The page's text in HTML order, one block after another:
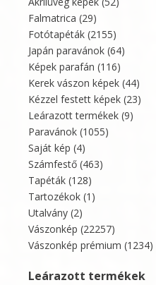
Falmatrica (29)
Fotótapéták (2155)
Japán paravánok (64)
Képek parafán (116)
Kerek vászon képek (44)
Kézzel festett képek (23)
Leárazott termékek (9)
Paravánok (1055)
Saját kép (4)
Számfestő (463)
Tapéták (128)
Tartozékok (1)
Utalvány (2)
Vászonkép (22257)
Vászonkép prémium (1234)
Leárazott termékek